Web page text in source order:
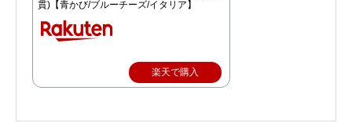
貫)【青かび/ブルーチーズ/イタリア】
楽天で購入